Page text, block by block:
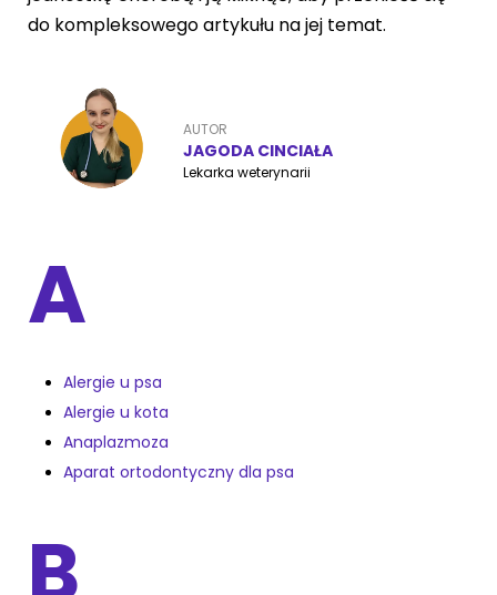
Wyszukiwarka ras psów
Przyjazne miejsca
ZoociaLove News
do kompleksowego artykułu na jej temat.
AUTOR
JAGODA CINCIAŁA
Lekarka weterynarii
A
Alergie u psa
Alergie u kota
Anaplazmoza
Aparat ortodontyczny dla psa